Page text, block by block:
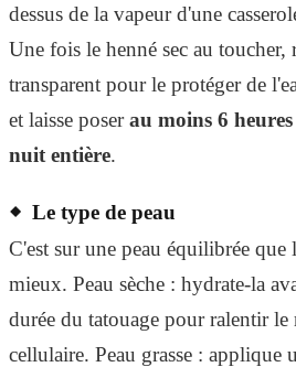
dessus de la vapeur d'une
Une fois le henné sec au
transparent pour le protéger de
et laisse poserau moins 6
nuit entière.
Le type de peau
C'est sur une peau équilibrée que
mieux. Peau sèche : hydrate-la
durée du tatouage pour ralentir
cellulaire. Peau grasse : applique